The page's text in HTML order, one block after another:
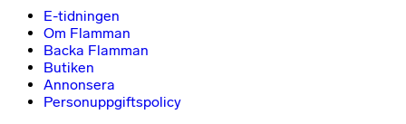
E-tidningen
Om Flamman
Backa Flamman
Butiken
Annonsera
Personuppgiftspolicy